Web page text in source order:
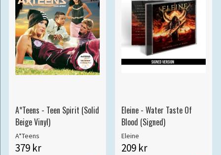
A*Teens - Teen Spirit (Solid
Beige Vinyl)
A*Teens
379 kr
Eleine - Water Taste Of
Blood (Signed)
Eleine
209 kr